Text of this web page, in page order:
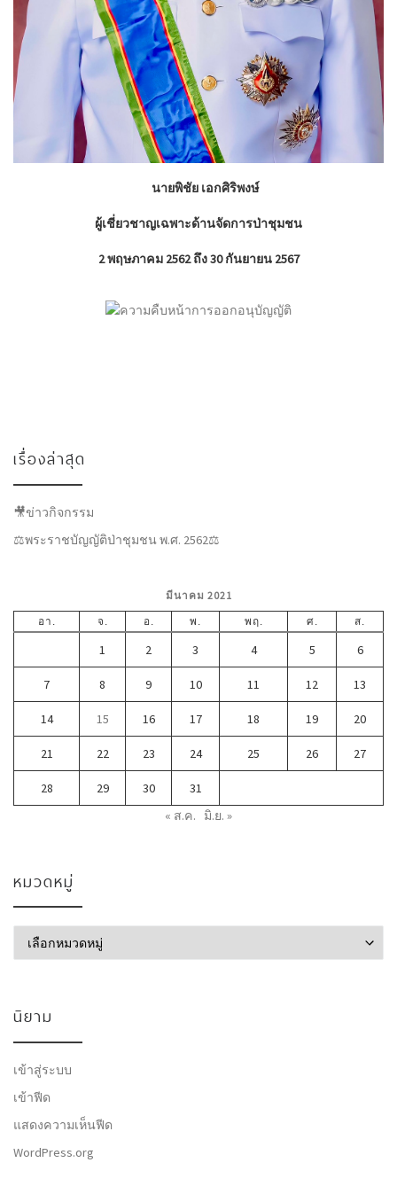
นายพิชัย เอกศิริพงษ์
ผู้เชี่ยวชาญเฉพาะด้านจัดการป่าชุมชน
2 พฤษภาคม 2562 ถึง 30 กันยายน 2567
เรื่องล่าสุด
🎥ข่าวกิจกรรม
⚖พระราชบัญญัติป่าชุมชน พ.ศ. 2562⚖
มีนาคม 2021
อา. จ. อ. พ. พฤ. ศ. ส.
1 2 3 4 5 6
7 8 9 10 11 12 13
14 15 16 17 18 19 20
21 22 23 24 25 26 27
28 29 30
31
« ส.ค.
มิ.ย. »
หมวดหมู่
นิยาม
เข้าสู่ระบบ
เข้าฟีด
แสดงความเห็นฟีด
WordPress.org